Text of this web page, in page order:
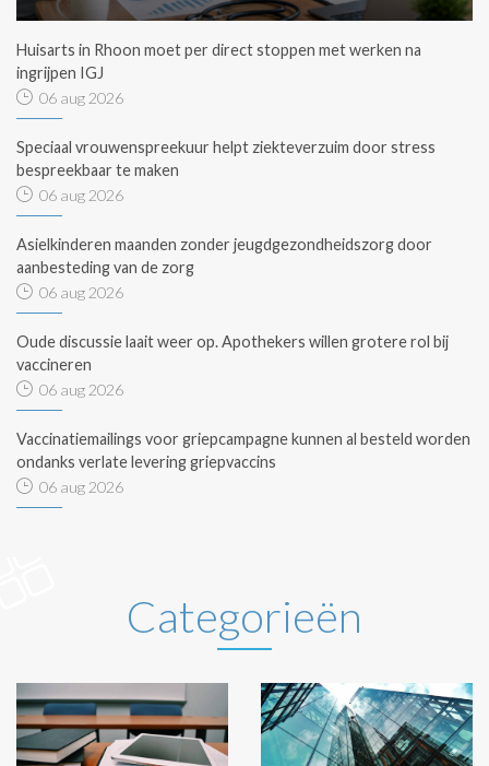
Huisarts in Rhoon moet per direct stoppen met werken na
ingrijpen IGJ
06 aug 2026
Speciaal vrouwenspreekuur helpt ziekteverzuim door stress
bespreekbaar te maken
06 aug 2026
Asielkinderen maanden zonder jeugdgezondheidszorg door
aanbesteding van de zorg
06 aug 2026
Oude discussie laait weer op. Apothekers willen grotere rol bij
vaccineren
06 aug 2026
Vaccinatiemailings voor griepcampagne kunnen al besteld worden
ondanks verlate levering griepvaccins
06 aug 2026
Categorieën